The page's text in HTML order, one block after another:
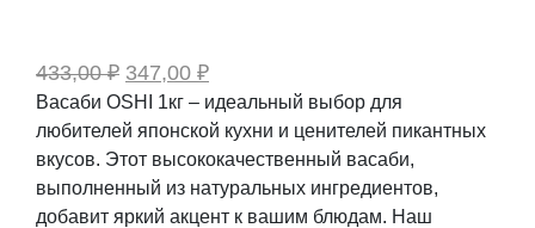
433,00₽ Первоначальная
цена
составляла
433,00 ₽.
347,00 ₽Текущая
цена:
347,00 ₽.
Васаби OSHI 1кг – идеальный выбор для
любителей японской кухни и ценителей пикантных
вкусов. Этот высококачественный васаби,
выполненный из натуральных ингредиентов,
добавит яркий акцент к вашим блюдам. Наш